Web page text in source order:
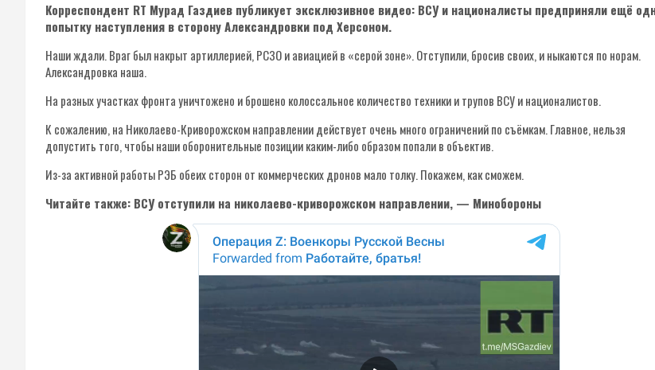
Корреспондент RT Мурад Газдиев публикует эксклюзивное видео: ВСУ и националисты предприняли ещё
попытку наступления в сторону Александровки под Херсоном.
Наши ждали. Враг был накрыт артиллерией, РСЗО и авиацией в «серой зоне». Отступили, бросив своих, и ныкаются по норам.
Александровка наша.
На разных участках фронта уничтожено и брошено колоссальное количество техники и трупов ВСУ и националистов.
К сожалению, на Николаево-Криворожском направлении действует очень много ограничений по съёмкам. Главное, нельзя
допустить того, чтобы наши оборонительные позиции каким-либо образом попали в объектив.
Из-за активной работы РЭБ обеих сторон от коммерческих дронов мало толку. Покажем, как сможем.
Читайте также: ВСУ отступили на николаево-криворожском направлении, — Минобороны